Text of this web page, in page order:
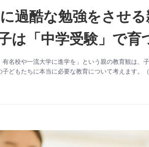
過酷な勉強をさせ
は「中学受験」で育
有名校や一流大学に進学を」という親の教育観は、
どもたちに本当に必要な教育について考えます。（